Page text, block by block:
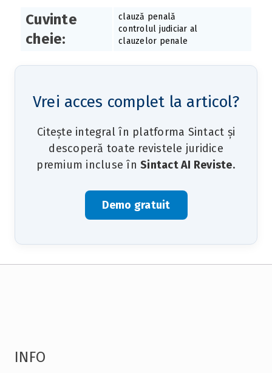
Cuvinte
cheie:
clauză penală
controlul judiciar al
clauzelor penale
Vrei acces complet la articol?
Citește integral în platforma Sintact și
descoperă toate revistele juridice
premium incluse în Sintact AI Reviste.
Demo gratuit
INFO